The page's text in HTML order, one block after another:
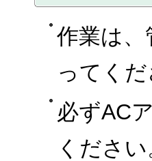
作業は
ってくだ
必ずAC
ください